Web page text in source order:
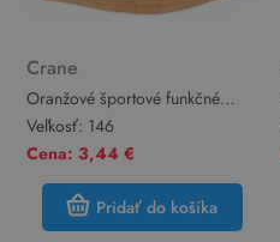
Crane
Oranžové športové funkčné
tričko s nápismi Crane
Veľkosť: 146
Cena: 3,44 €
Pridať do košíka